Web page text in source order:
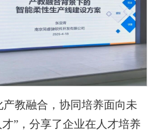
产教融合，协同培养面向未
”，分享了企业在人才培养